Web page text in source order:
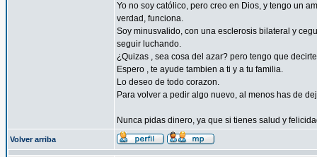
Yo no soy católico, pero creo en Dios, y tengo un
verdad, funciona.
Soy minusvalido, con una esclerosis bilateral y
seguir luchando.
¿Quizas , sea cosa del azar? pero tengo que
Espero , te ayude tambien a ti y a tu familia.
Lo deseo de todo corazon.
Para volver a pedir algo nuevo, al menos has de
Nunca pidas dinero, ya que si tienes salud y
Volver arriba